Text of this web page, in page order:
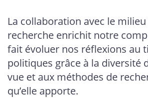
La collaboration avec le milieu
recherche enrichit notre
fait évoluer nos réflexions au
politiques grâce à la diversité
vue et aux méthodes de
qu’elle apporte.